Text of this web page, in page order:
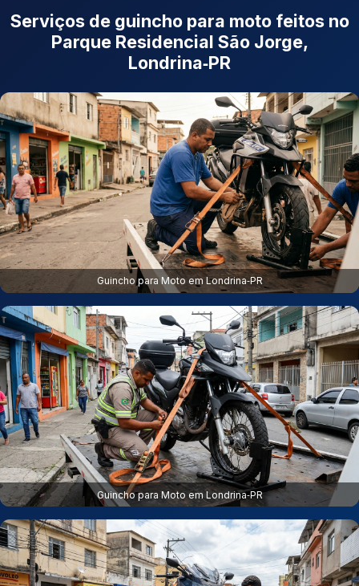
Serviços de guincho para moto feitos no
Parque Residencial São Jorge,
Londrina‑PR
Guincho para Moto em Londrina‑PR
Guincho para Moto em Londrina‑PR